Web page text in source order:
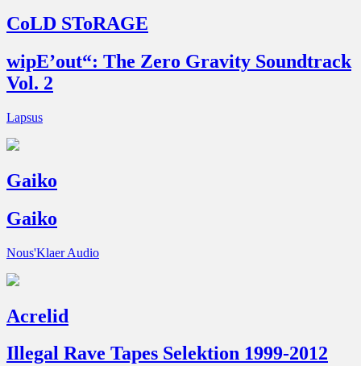
CoLD SToRAGE
wipE’out“: The Zero Gravity Soundtrack
Vol. 2
Lapsus
Gaiko
Gaiko
Nous'Klaer Audio
Acrelid
Illegal Rave Tapes Selektion 1999-2012